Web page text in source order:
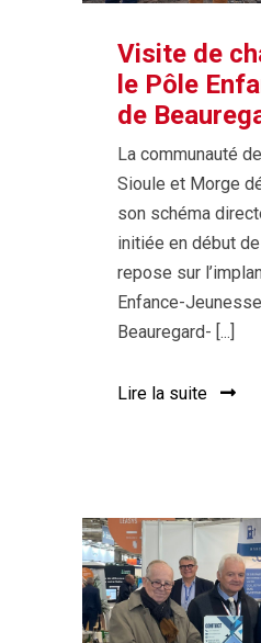
Visite de
le Pôle
de
La communauté
Sioule et Morge
son schéma
initiée en début
repose sur
Enfance-
Beauregard- [...]
Lire la suite